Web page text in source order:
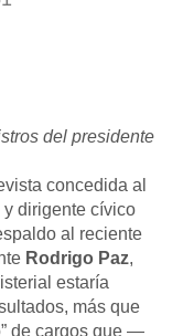
del presidente
concedida al
y dirigente cívico
al reciente
Rodrigo Paz,
estaría
más que
de cargos que —